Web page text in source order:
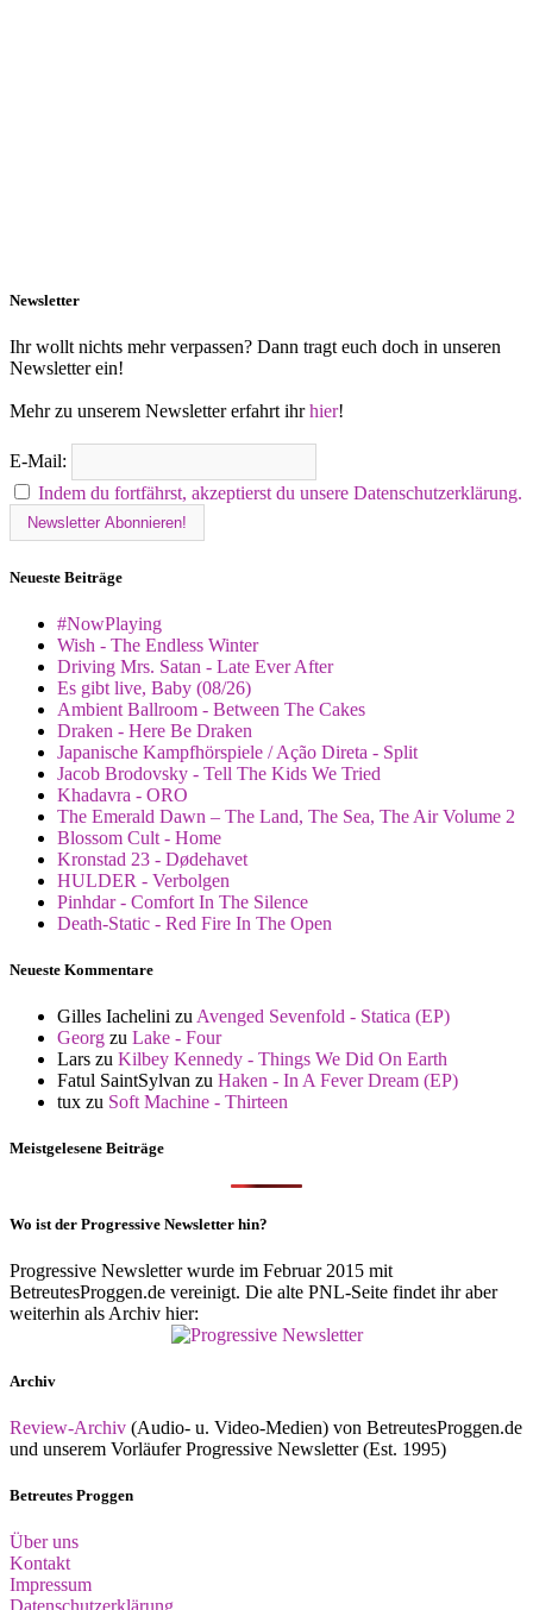
Newsletter
Ihr wollt nichts mehr verpassen? Dann tragt euch doch in unseren
Newsletter ein!
Mehr zu unserem Newsletter erfahrt ihrhier!
E-Mail:
Indem du fortfährst, akzeptierst du unsere Datenschutzerklärung.
Neueste Beiträge
#NowPlaying
Wish - The Endless Winter
Driving Mrs. Satan - Late Ever After
Es gibt live, Baby (08/26)
Ambient Ballroom - Between The Cakes
Draken - Here Be Draken
Japanische Kampfhörspiele / Ação Direta - Split
Jacob Brodovsky - Tell The Kids We Tried
Khadavra - ORO
The Emerald Dawn – The Land, The Sea, The Air Volume 2
Blossom Cult - Home
Kronstad 23 - Dødehavet
HULDER - Verbolgen
Pinhdar - Comfort In The Silence
Death-Static - Red Fire In The Open
Neueste Kommentare
Gilles Iachelini zu Avenged Sevenfold - Statica (EP)
Georg zu Lake - Four
Lars zu Kilbey Kennedy - Things We Did On Earth
Fatul SaintSylvan zu Haken - In A Fever Dream (EP)
tux zu Soft Machine - Thirteen
Meistgelesene Beiträge
Wo ist der Progressive Newsletter hin?
Progressive Newsletter wurde im Februar 2015 mit
BetreutesProggen.de vereinigt. Die alte PNL-Seite findet ihr aber
weiterhin als Archiv hier:
Archiv
Review-Archiv (Audio- u. Video-Medien) von BetreutesProggen.de
und unserem Vorläufer Progressive Newsletter (Est. 1995)
Betreutes Proggen
Über uns
Kontakt
Impressum